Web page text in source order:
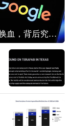
谷歌AI大换血，背后究竟发生了什么？